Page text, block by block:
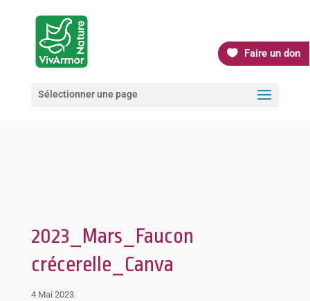
Faire un don
Sélectionner une page
2023_Mars_Faucon
crécerelle_Canva
4 Mai 2023